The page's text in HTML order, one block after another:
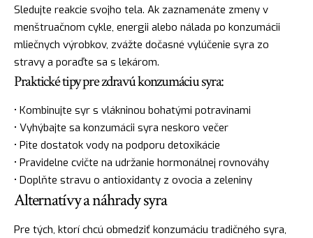
Sledujte reakcie svojho tela. Ak zaznamenáte zmeny v
menštruačnom cykle, energii alebo nálada po konzumácii
mliečnych výrobkov, zvážte dočasné vylúčenie syra zo
stravy a poraďte sa s lekárom.
Praktické tipy pre zdravú konzumáciu syra:
• Kombinujte syr s vlákninou bohatými potravinami
• Vyhýbajte sa konzumácii syra neskoro večer
• Pite dostatok vody na podporu detoxikácie
• Pravidelne cvičte na udržanie hormonálnej rovnováhy
• Doplňte stravu o antioxidanty z ovocia a zeleniny
Alternatívy a náhrady syra
Pre tých, ktorí chcú obmedziť konzumáciu tradičného syra,